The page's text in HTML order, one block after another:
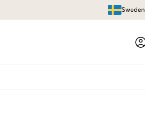
Sweden